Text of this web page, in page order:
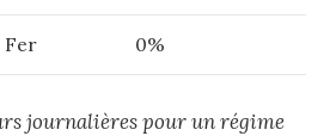
Fer 0%
journalières pour un régime